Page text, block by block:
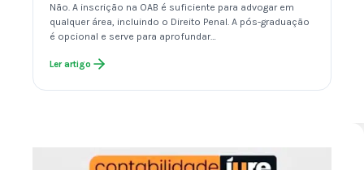
Não. A inscrição na OAB é suficiente para advogar em
qualquer área, incluindo o Direito Penal. A pós-graduação
é opcional e serve para aprofundar…
Ler artigo